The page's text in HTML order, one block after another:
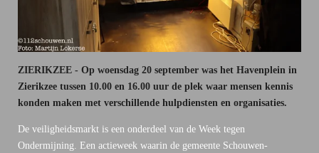
ZIERIKZEE - Op woensdag 20 september was het Havenplein in
Zierikzee tussen 10.00 en 16.00 uur de plek waar mensen kennis
konden maken met verschillende hulpdiensten en organisaties.
De veiligheidsmarkt is een onderdeel van de Week tegen
Ondermijning. Een actieweek waarin de gemeente Schouwen-